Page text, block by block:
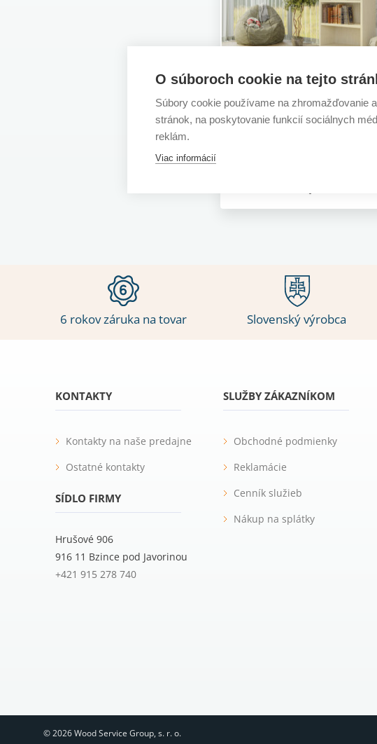
Knižnica EXCELENT V:2100,
Fineline krémový -
386,16 €
6 rokov záruka na tovar Slovenský výrobca
KONTAKTY
Kontakty na naše predajne
Ostatné kontakty
SÍDLO FIRMY
Hrušové 906
916 11 Bzince pod Javorinou
+421 915 278 740
SLUŽBY ZÁKAZNÍKOM
Obchodné podmienky
Reklamácie
Cenník služieb
Nákup na splátky
© 2026 Wood Service Group, s. r. o.
O súboroch cookie na tejto
Súbory cookie používame na zhromažďovanie
stránok, na poskytovanie funkcií sociálnych
reklám.
Viac informácií